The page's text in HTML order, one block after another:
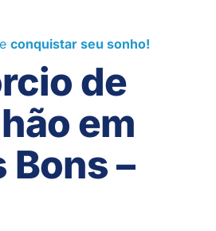
conquistar seu sonho!
de
em
Bons –